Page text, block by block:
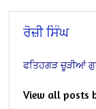
ਰੋਜ਼ੀ ਸਿੰਘ
ਫਤਿਹਗੜ ਚੂੜੀਆਂ
View all posts